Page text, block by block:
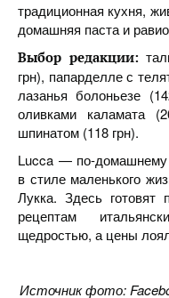
традиционная кухня,
домашняя паста и
Выбор редакции:
грн), папарделле с
лазанья болоньезе
оливками каламата
шпинатом (118 грн).
Lucca — по-домашнему
в стиле маленького
Лукка. Здесь
рецептам
щедростью, а цены
Источник фото: